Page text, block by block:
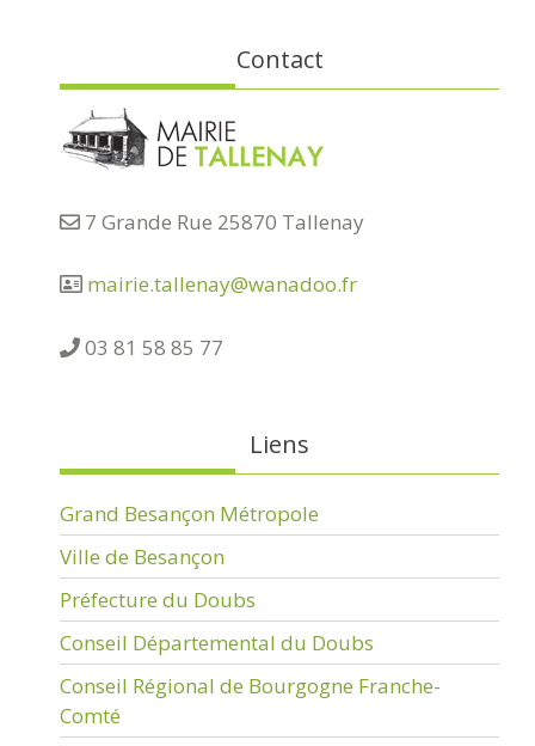
Contact
7 Grande Rue 25870 Tallenay
mairie.tallenay@wanadoo.fr
03 81 58 85 77
Liens
Grand Besançon Métropole
Ville de Besançon
Préfecture du Doubs
Conseil Départemental du Doubs
Conseil Régional de Bourgogne Franche-
Comté